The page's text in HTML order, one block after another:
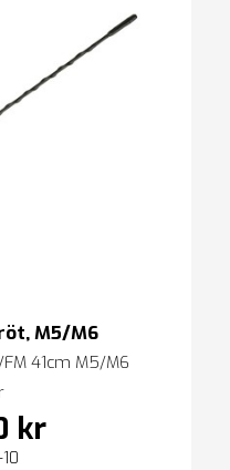
M5/M6
41cm M5/M6
kr